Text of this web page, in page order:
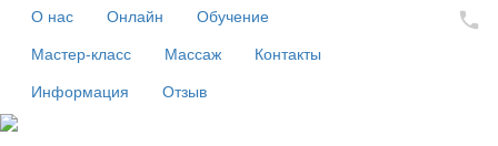
О нас
Онлайн
Обучение
Мастер-класс
Массаж
Контакты
Информация
Отзыв